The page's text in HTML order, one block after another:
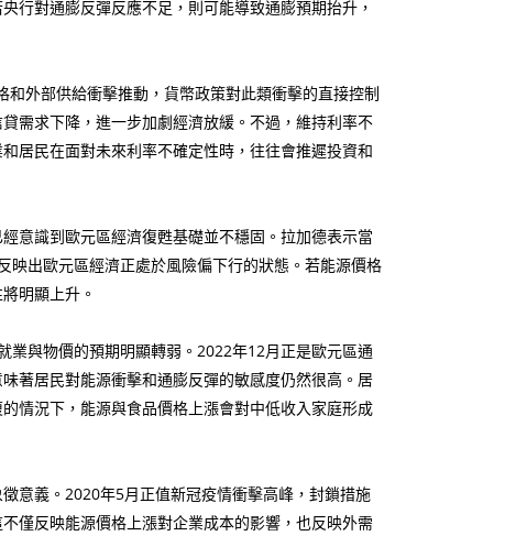
行對通膨反彈反應不足，則可能導致通膨預期抬升，
外部供給衝擊推動，貨幣政策對此類衝擊的直接控制
需求下降，進一步加劇經濟放緩。不過，維持利率不
居民在面對未來利率不確定性時，往往會推遲投資和
意識到歐元區經濟復甦基礎並不穩固。拉加德表示當
映出歐元區經濟正處於風險偏下行的狀態。若能源價格
明顯上升。
與物價的預期明顯轉弱。2022年12月正是歐元區通
著居民對能源衝擊和通膨反彈的敏感度仍然很高。居
情況下，能源與食品價格上漲會對中低收入家庭形成
意義。2020年5月正值新冠疫情衝擊高峰，封鎖措施
僅反映能源價格上漲對企業成本的影響，也反映外需